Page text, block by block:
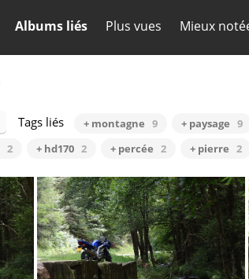
Albums liés Plus vues Mieux
Tags liés + montagne 9 + paysage 9
2 + hd170 2 + percée 2 + pierre 2